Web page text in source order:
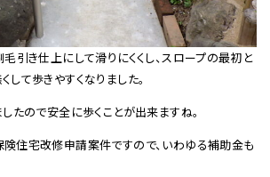
引き仕上にして滑りにくくし、スロープの最初と
て歩きやすくなりました。
たので安全に歩くことが出来ますね。
住宅改修申請案件ですので、いわゆる補助金も